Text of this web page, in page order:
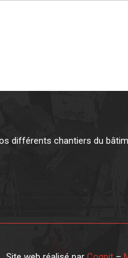
différents chantiers du